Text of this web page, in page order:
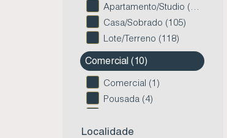
Apartamento/Studio (92)
Casa/Sobrado (105)
Lote/Terreno (118)
Comercial (10)
Comercial (1)
Pousada (4)
Salas Comerciais (2)
Localidade